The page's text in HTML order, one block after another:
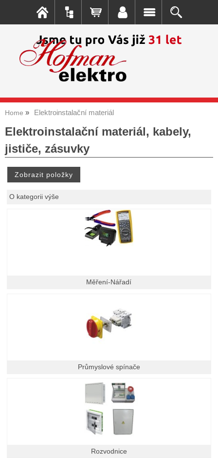
Home Elektroinstalační materiál
Elektroinstalační materiál, kabely,
jističe, zásuvky
O kategorii výše
Měření-Nářadí
Průmyslové spínače
Rozvodnice